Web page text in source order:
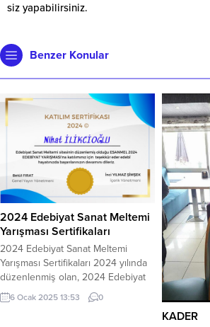
siz yapabilirsiniz.
Benzer Konular
2024 Edebiyat Sanat Meltemi
Yarışması Sertifikaları
2024 Edebiyat Sanat Meltemi
Yarışması Sertifikaları 2024 yılında
düzenlenmiş olan, 2024 Edebiyat
Sanat Meltemi Yarışmasına katılan
ve dergi için hak kazanan
6 Ocak 2025 13:53 0
KADER